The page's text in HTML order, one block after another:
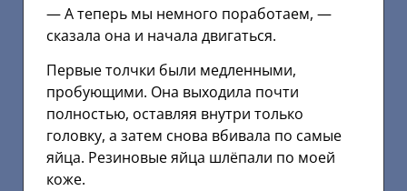
— А теперь мы немного поработаем, —
сказала она и начала двигаться.
Первые толчки были медленными,
пробующими. Она выходила почти
полностью, оставляя внутри только
головку, а затем снова вбивала по самые
яйца. Резиновые яйца шлёпали по моей
коже.